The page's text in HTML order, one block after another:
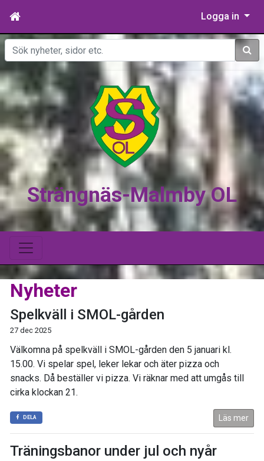
Logga in
Sök
Strängnäs-Malmby OL
Nyheter
Spelkväll i SMOL-gården
27 dec 2025
Välkomna på spelkväll i SMOL-gården den 5 januari kl.
15.00. Vi spelar spel, leker lekar och äter pizza och
snacks. Då beställer vi pizza. Vi räknar med att umgås till
cirka klockan 21.
DELA Läs mer
Träningsbanor under jul och nyår